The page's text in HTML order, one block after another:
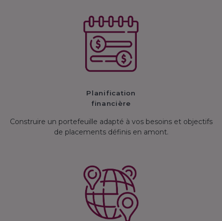
Planification
financière
Construire un portefeuille adapté à vos besoins et objectifs
de placements définis en amont.